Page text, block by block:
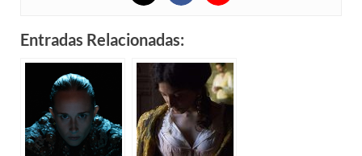
Entradas Relacionadas: